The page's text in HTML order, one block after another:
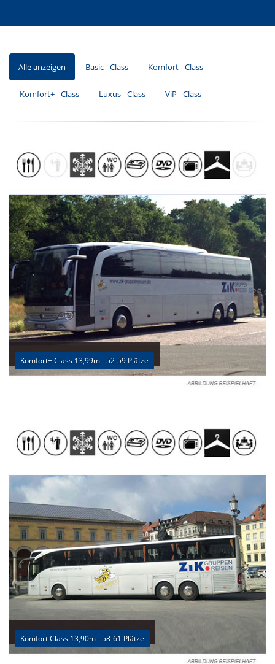
Alle anzeigen Basic - Class Komfort - Class
Komfort+ - Class Luxus - Class ViP - Class
Komfort+ Class 13,99m - 52-59 Plätze
Komfort Class 13,90m - 58-61 Plätze